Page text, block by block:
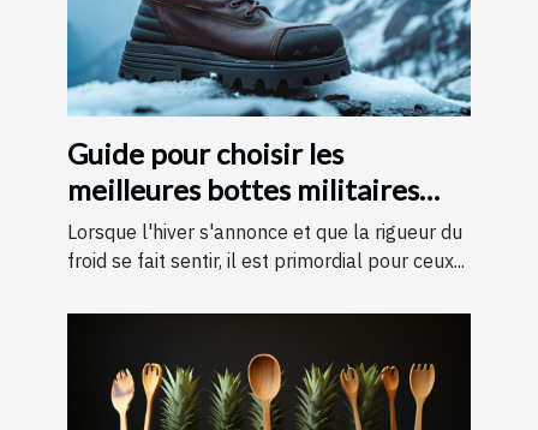
Guide pour choisir les
meilleures bottes militaires
pour l'hiver
Lorsque l'hiver s'annonce et que la rigueur du
froid se fait sentir, il est primordial pour ceux...